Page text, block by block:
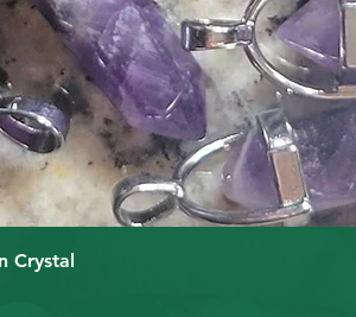
Быстрый просмотр
Crystal